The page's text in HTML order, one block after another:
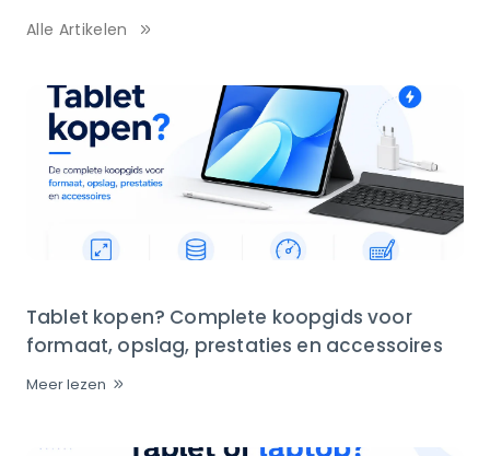
Alle Artikelen
Tablet kopen? Complete koopgids voor
formaat, opslag, prestaties en accessoires
Meer lezen